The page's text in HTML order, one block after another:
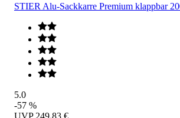
STIER Alu-Sackkarre Premium klappbar
5.0
-57 %
UVP 249,83 €